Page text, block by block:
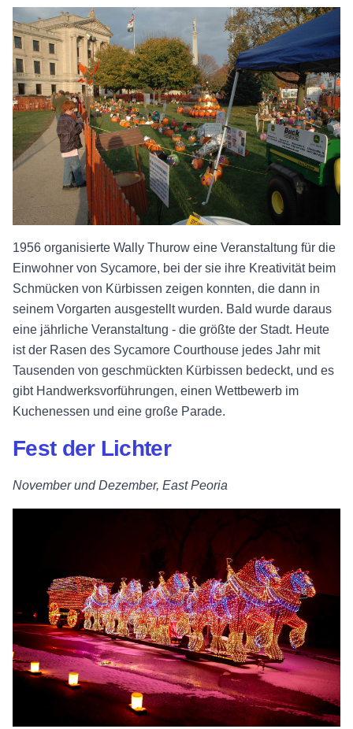
1956 organisierte Wally Thurow eine Veranstaltung für die
Einwohner von Sycamore, bei der sie ihre Kreativität beim
Schmücken von Kürbissen zeigen konnten, die dann in
seinem Vorgarten ausgestellt wurden. Bald wurde daraus
eine jährliche Veranstaltung - die größte der Stadt. Heute
ist der Rasen des Sycamore Courthouse jedes Jahr mit
Tausenden von geschmückten Kürbissen bedeckt, und es
gibt Handwerksvorführungen, einen Wettbewerb im
Kuchenessen und eine große Parade.
Fest der Lichter
November und Dezember, East Peoria